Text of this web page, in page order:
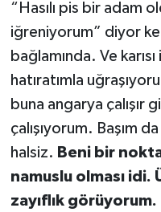
“Hasılı pis bir adam
iğreniyorum” diyor
bağlamında. Ve
hatıratımla
buna angarya
çalışıyorum. Başım
halsiz. Beni bir
namuslu olması idi.
zayıflık